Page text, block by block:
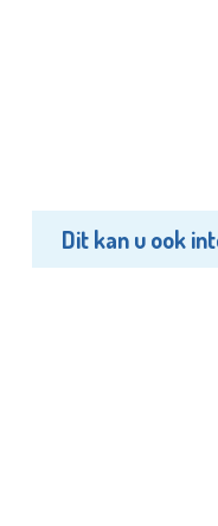
Dit kan u ook